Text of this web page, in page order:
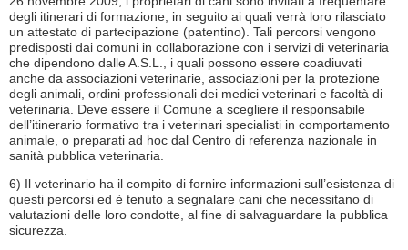
degli itinerari di formazione, in seguito ai quali verrà loro rilasciato
un attestato di partecipazione (patentino). Tali percorsi vengono
predisposti dai comuni in collaborazione con i servizi di veterinaria
che dipendono dalle A.S.L., i quali possono essere coadiuvati
anche da associazioni veterinarie, associazioni per la protezione
degli animali, ordini professionali dei medici veterinari e facoltà di
veterinaria. Deve essere il Comune a scegliere il responsabile
dell’itinerario formativo tra i veterinari specialisti in comportamento
animale, o preparati ad hoc dal Centro di referenza nazionale in
sanità pubblica veterinaria.
6) Il veterinario ha il compito di fornire informazioni sull’esistenza di
questi percorsi ed è tenuto a segnalare cani che necessitano di
valutazioni delle loro condotte, al fine di salvaguardare la pubblica
sicurezza.